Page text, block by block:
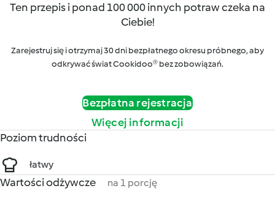
Ten przepis i ponad 100 000 innych potraw czeka na
Ciebie!
Zarejestruj się i otrzymaj 30 dni bezpłatnego okresu próbnego, aby
odkrywać świat Cookidoo® bez zobowiązań.
Bezpłatna rejestracja
Więcej informacji
Poziom trudności
łatwy
Wartości odżywcze na 1 porcję